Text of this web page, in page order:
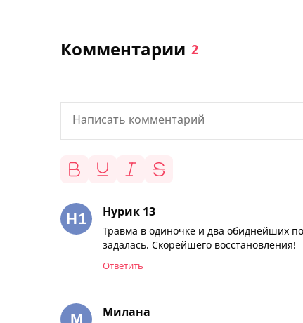
Комментарии 2
Нурик 13
Травма в одиночке и два обиднейших
задалась. Скорейшего восстановления!
Ответить
Милана